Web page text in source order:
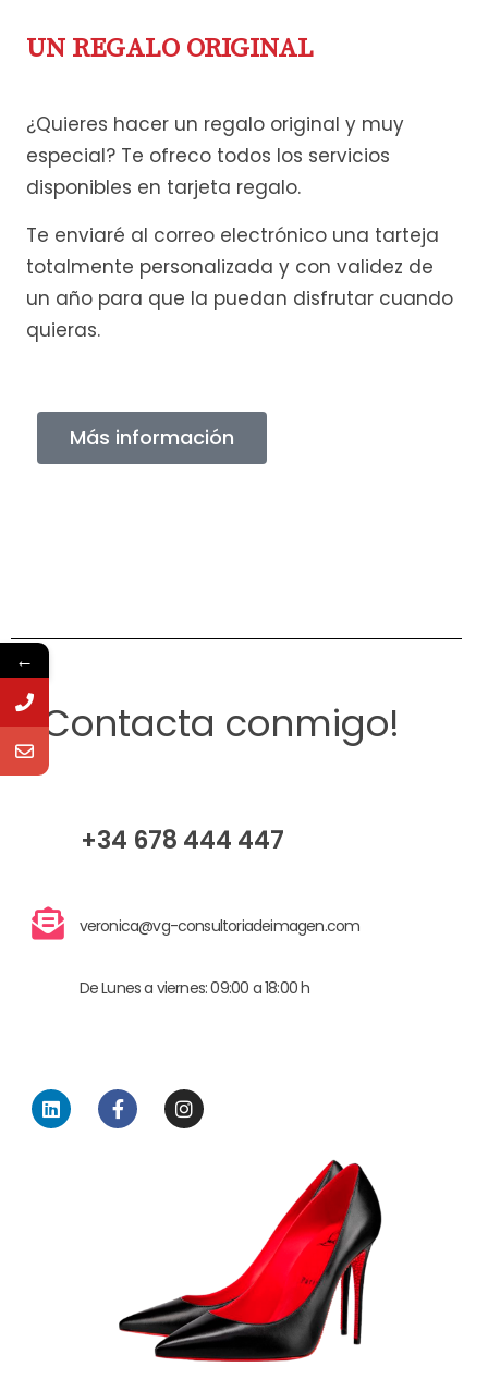
UN REGALO ORIGINAL
¿Quieres hacer un regalo original y muy
especial? Te ofreco todos los servicios
disponibles en tarjeta regalo.
Te enviaré al correo electrónico una tarteja
totalmente personalizada y con validez de
un año para que la puedan disfrutar cuando
quieras.
Más información
¡Contacta conmigo!
+34 678 444 447
veronica@vg-consultoriadeimagen.com
De Lunes a viernes: 09:00 a 18:00 h
←